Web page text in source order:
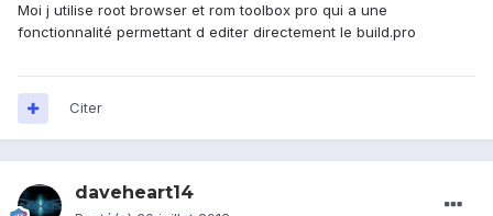
Moi j utilise root browser et rom toolbox pro qui a une
fonctionnalité permettant d editer directement le build.pro
Citer
daveheart14